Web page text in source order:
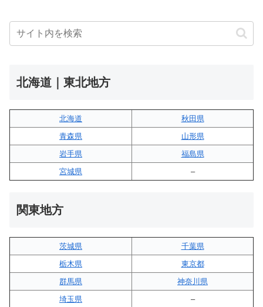
北海道｜東北地方
北海道
秋田県
青森県
山形県
岩手県
福島県
宮城県
–
関東地方
茨城県
千葉県
栃木県
東京都
群馬県
神奈川県
埼玉県
–